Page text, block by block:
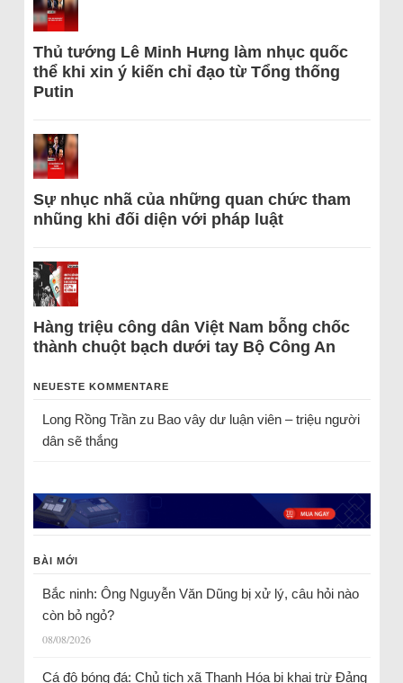
Thủ tướng Lê Minh Hưng làm nhục quốc
thể khi xin ý kiến chỉ đạo từ Tổng thống
Putin
Sự nhục nhã của những quan chức tham
nhũng khi đối diện với pháp luật
Hàng triệu công dân Việt Nam bỗng chốc
thành chuột bạch dưới tay Bộ Công An
NEUESTE KOMMENTARE
Long Rồng Trầnzu Bao vây dư luận viên – triệu người
dân sẽ thắng
BÀI MỚI
Bắc ninh: Ông Nguyễn Văn Dũng bị xử lý, câu hỏi nào
còn bỏ ngỏ?
08/08/2026
Cá độ bóng đá: Chủ tịch xã Thanh Hóa bị khai trừ Đảng